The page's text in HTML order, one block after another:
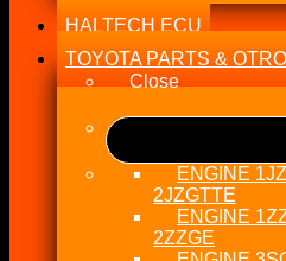
HALTECH ECU
TOYOTA PARTS &
Close
ENGINE
2JZGTTE
ENGINE
2ZZGE